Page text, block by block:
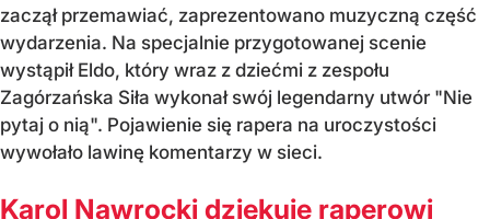
zaczął przemawiać, zaprezentowano muzyczną część
wydarzenia. Na specjalnie przygotowanej scenie
wystąpił Eldo, który wraz z dziećmi z zespołu
Zagórzańska Siła wykonał swój legendarny utwór "Nie
pytaj o nią". Pojawienie się rapera na uroczystości
wywołało lawinę komentarzy w sieci.
Karol Nawrocki dziękuje raperowi